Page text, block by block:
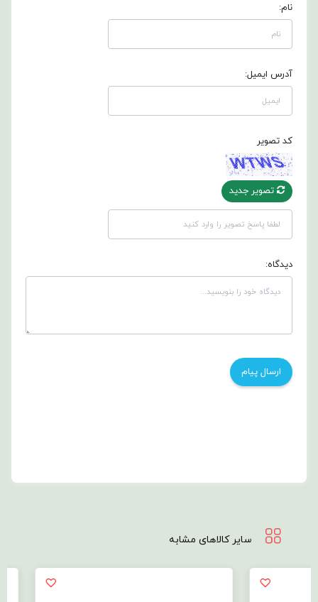
نام:
آدرس ایمیل:
کد تصویر
تصویر جدید
دیدگاه:
سایر کالاهای مشابه